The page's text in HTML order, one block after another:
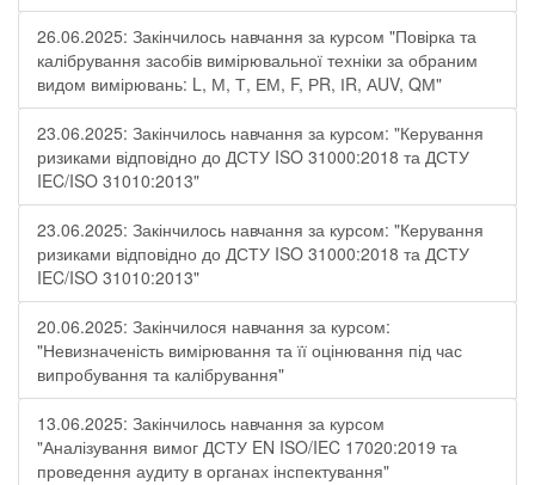
26.06.2025: Закінчилось навчання за курсом "Повірка та
калібрування засобів вимірювальної техніки за обраним
видом вимірювань: L, М, Т, ЕМ, F, РR, ІR, АUV, QМ"
23.06.2025: Закінчилось навчання за курсом: "Керування
ризиками відповідно до ДСТУ ISO 31000:2018 та ДСТУ
IEC/ISO 31010:2013"
23.06.2025: Закінчилось навчання за курсом: "Керування
ризиками відповідно до ДСТУ ISO 31000:2018 та ДСТУ
IEC/ISO 31010:2013"
20.06.2025: Закінчилося навчання за курсом:
"Невизначеність вимірювання та її оцінювання під час
випробування та калібрування"
13.06.2025: Закінчилось навчання за курсом
"Аналізування вимог ДСТУ EN ISO/IEC 17020:2019 та
проведення аудиту в органах інспектування"